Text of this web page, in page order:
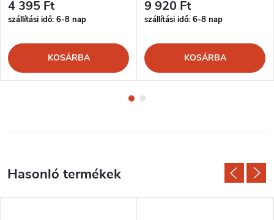
4 395 Ft
szállítási idő: 6-8 nap
KOSÁRBA
9 920 Ft
szállítási idő: 6-8 nap
KOSÁRBA